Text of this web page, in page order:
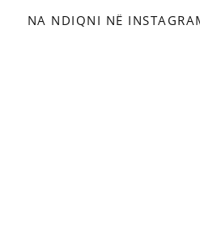
NA NDIQNI NË